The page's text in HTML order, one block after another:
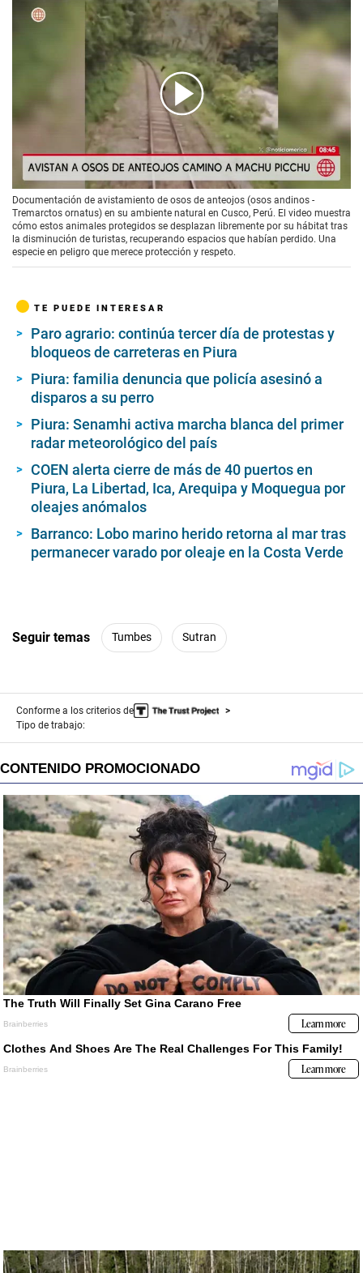
00:00/01:37
Documentación de avistamiento de osos de anteojos (osos andinos -
Tremarctos ornatus) en su ambiente natural en Cusco, Perú. El video muestra
cómo estos animales protegidos se desplazan libremente por su hábitat tras
la disminución de turistas, recuperando espacios que habían perdido. Una
especie en peligro que merece protección y respeto.
TE PUEDE INTERESAR
Paro agrario: continúa tercer día de protestas y
bloqueos de carreteras en Piura
Piura: familia denuncia que policía asesinó a
disparos a su perro
Piura: Senamhi activa marcha blanca del primer
radar meteorológico del país
COEN alerta cierre de más de 40 puertos en
Piura, La Libertad, Ica, Arequipa y Moquegua por
oleajes anómalos
Barranco: Lobo marino herido retorna al mar tras
permanecer varado por oleaje en la Costa Verde
Seguir temas Tumbes Sutran
Conforme a los criterios de
Tipo de trabajo: